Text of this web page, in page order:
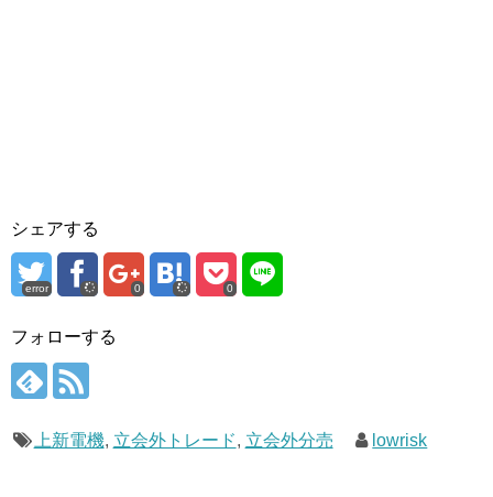
シェアする
error 0 0
フォローする
上新電機, 立会外トレード, 立会外分売 lowrisk